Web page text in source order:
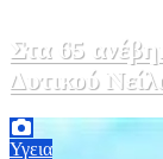
Στα 65
Δυτικού
Υγεια